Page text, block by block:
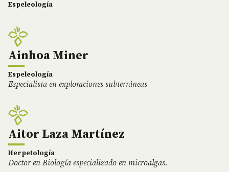
Espeleología
Ainhoa Miner
Espeleología
Especialista en exploraciones subterráneas
Aitor Laza Martínez
Herpetología
Doctor en Biología especializado en microalgas.